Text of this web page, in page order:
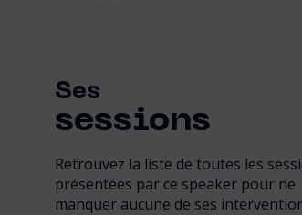
Ses
sessions
Retrouvez la liste de toutes les
présentées par ce speaker pour ne
manquer aucune de ses